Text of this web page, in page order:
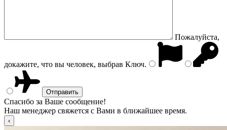
Пожалуйста,
докажите, что вы человек, выбрав Ключ.
Спасибо за Ваше сообщение!
Наш менеджер свяжется с Вами в ближайшее время.